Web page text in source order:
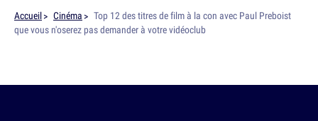
Accueil Cinéma
Top 12 des titres de film à la con avec Paul Preboist
que vous n'oserez pas demander à votre vidéoclub